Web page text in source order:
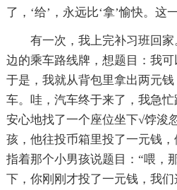
了，‘给’，永远比‘拿’愉快。这
有一次，我上完补习班回
边的乘车路线牌，想题目：我可
于是，我就从背包里拿出两元
车。哇，汽车终于来了，我急
安心地找了一个座位坐下√饽浚
孩，他往投币箱里投了一元钱
指着那个小男孩说题目：“喂，
下，你刚刚才投了一元钱，我